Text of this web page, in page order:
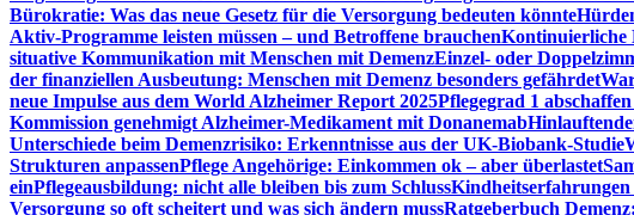
Bürokratie: Was das neue Gesetz für die Versorgung bedeuten könnte
Aktiv-Programme leisten müssen – und Betroffene brauchenKontinuierliche
situative Kommunikation mit Menschen mit DemenzEinzel- oder
der finanziellen Ausbeutung: Menschen mit Demenz besonders gefährdet
neue Impulse aus dem World Alzheimer Report 2025Pflegegrad 1
Kommission genehmigt Alzheimer-Medikament mit Donanemab
Unterschiede beim Demenzrisiko: Erkenntnisse aus der UK-Biobank-Studie
Strukturen anpassenPflege Angehörige: Einkommen ok – aber überlastet
einPflegeausbildung: nicht alle bleiben bis zum SchlussKindheitserfahrungen
Versorgung so oft scheitert und was sich ändern mussRatgeberbuch